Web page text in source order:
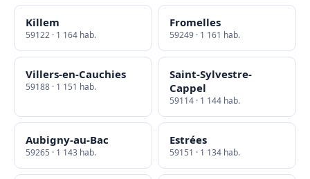
Killem
59122 · 1 164 hab.
Fromelles
59249 · 1 161 hab.
Villers-en-Cauchies
59188 · 1 151 hab.
Saint-Sylvestre-
Cappel
59114 · 1 144 hab.
Aubigny-au-Bac
59265 · 1 143 hab.
Estrées
59151 · 1 134 hab.